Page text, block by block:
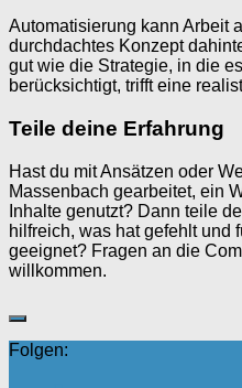
Automatisierung kann Arbeit
durchdachtes Konzept
gut wie die Strategie, in die
berücksichtigt, trifft eine
Teile deine Erfahrung
Hast du mit Ansätzen oder
Massenbach gearbeitet, ein
Inhalte genutzt? Dann teile
hilfreich, was hat gefehlt und
geeignet? Fragen an die
willkommen.
Folgen: